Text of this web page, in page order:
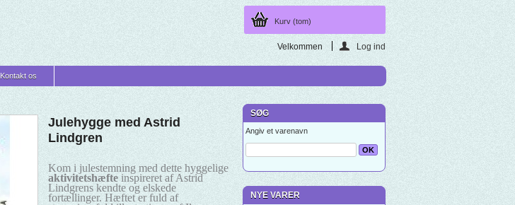
Kurv (tom)
Velkommen Log ind
Kontakt os
Julehygge med Astrid
Lindgren
Kom i julestemning med dette hyggelige
aktivitetshæfte inspireret af Astrid
Lindgrens kendte og elskede
fortællinger. Hæftet er fuld af
SØG
Angiv et varenavn
NYE VARER